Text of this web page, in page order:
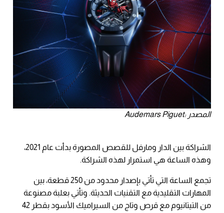
المصدر :Audemars Piguet
الشراكة بين الدار ومارفل للقصص المصورة بدأت عام 2021،
وهذه الساعة هي استمرار لهذه الشراكة.
تجمع الساعة التي تأتي بإصدار محدود من 250 قطعة، بين
المهارات التقليدية مع التقنيات الحديثة. وتأتي بعلبة مصنوعة
من التيتانيوم مع قرص وتاج من السيراميك الأسود بقطر 42